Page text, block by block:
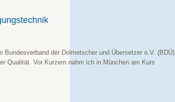
der Dolmetscher und Übersetzer e.V. (BDÜ)
Qualität. Vor Kurzem nahm ich in München am Kurs